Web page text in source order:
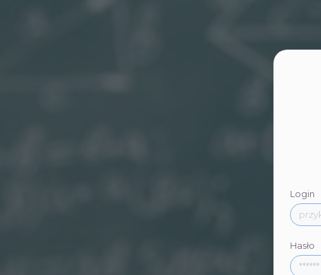
Login
Hasło